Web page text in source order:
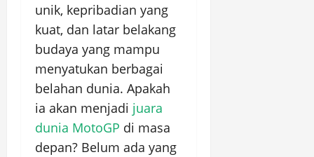
unik, kepribadian yang
kuat, dan latar belakang
budaya yang mampu
menyatukan berbagai
belahan dunia. Apakah
ia akan menjadi juara
dunia MotoGP di masa
depan? Belum ada yang